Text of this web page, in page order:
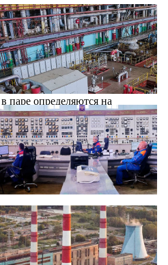
паре определяются на
тепловую энергию в горячей
«Региональная
области».